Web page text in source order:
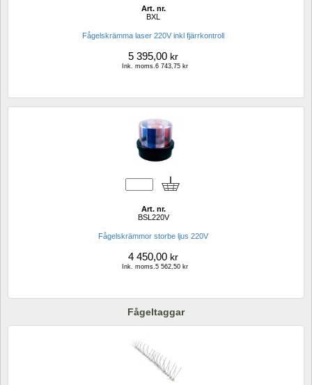
Art. nr.
BXL
Fågelskrämma laser 220V inkl fjärrkontroll
5 395,00 kr
Ink. moms.6 743,75 kr
Art. nr.
BSL220V
Fågelskrämmor storbe ljus 220V
4 450,00 kr
Ink. moms.5 562,50 kr
Fågeltaggar